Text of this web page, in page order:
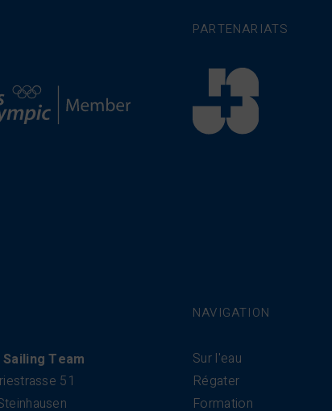
PARTENARIATS
Team
51
NAVIGATION
Sur l'eau
Régater
Formation